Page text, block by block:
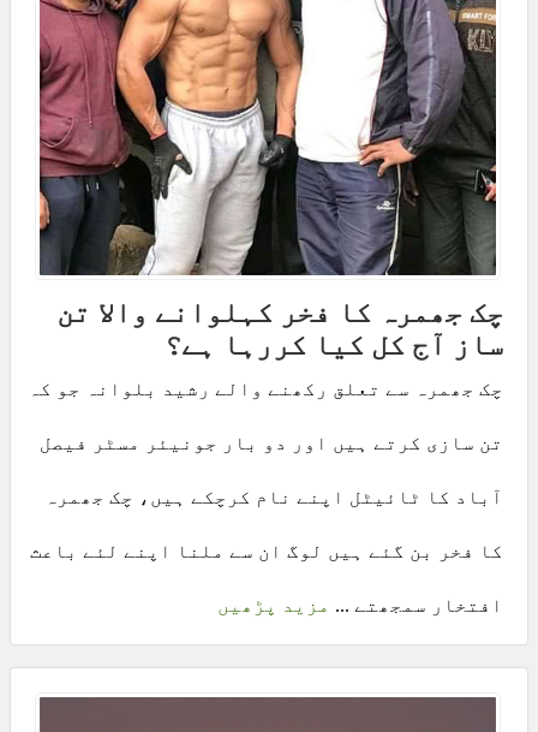
چک جھمرہ کا فخر کہلوانے والا تن
ساز آج کل کیا کررہا ہے؟
چک جھمرہ سے تعلق رکھنے والے رشید بلوانہ جو کہ
تن سازی کرتے ہیں اور دو بار جونیئر مسٹر فیصل
آباد کا ٹائیٹل اپنے نام کرچکے ہیں، چک جھمرہ
کا فخر بن گئے ہیں لوگ ان سے ملنا اپنے لئے باعث
افتخار سمجھتے ... مزید پڑھیں